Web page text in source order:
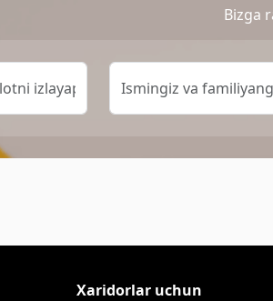
Bizga
Xaridorlar uchun